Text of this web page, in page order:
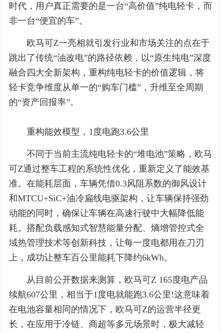
时代，用户真正需要的是一台“高价值”纯电轻卡，而
非一台“便宜的车”。
欧马可Z一亮相就引发行业和市场关注的点在于
跳出了传统“油改电”的路径依赖，以“原生纯电”深度
融合四大全新架构，重构纯电轻卡的价值逻辑，将
轻卡竞争维度从单一的“购车门槛”，升维至全周期
的“资产回报率”。
重构能效模型，1度电跑3.6公里
不同于当前主流纯电轻卡的“堆电池”策略，欧马
可Z通过整车工程的系统性优化，重新定义了能效基
准。在能耗层面，车辆凭借0.3风阻系数的御风设计
和MTCU+SiC+油冷扁线电驱架构，让车辆保持强劲
动能的同时，确保让车辆在高速行驶中大幅降低能
耗。搭配负载感知式智慧能量分配、熵增管控式全
域热管理技术等创新科技，让每一度电都用在刀刃
上，成功让整车百公里能耗下降约6kWh。
从目前公开数据来测算，欧马可Z 165度电产品
续航607公里，相当于1度电就能跑3.6公里!这意味着
在电池容量相同的情况下，欧马可Z的运营半径更
长，在应用于冷链、商超等多元场景时，极大减轻